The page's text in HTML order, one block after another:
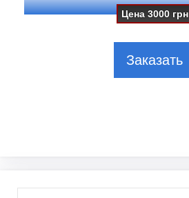
Цена3000 грн
Заказать